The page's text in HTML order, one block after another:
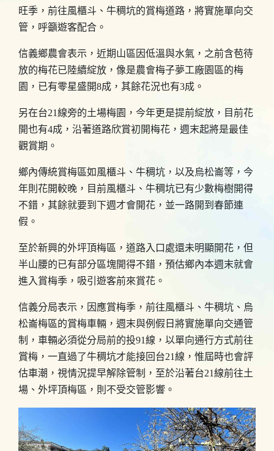
旺季，前往風櫃斗、牛稠坑的賞梅道路，將實施單向交
管，呼籲遊客配合。
信義鄉農會表示，近期山區因低溫與水氣，之前含苞待
放的梅花已陸續綻放，像是農會梅子夢工廠園區的梅
園，已有零星盛開8成，其餘花況也有3成。
另在台21線旁的土場梅園，今年更是提前綻放，目前花
開也有4成，沿著道路欣賞初開梅花，週末起將是最佳
觀賞期。
鄉內傳統賞梅區如風櫃斗、牛稠坑，以及烏松崙等，今
年則花開較晚，目前風櫃斗、牛稠坑已有少數梅樹開得
不錯，其餘就要到下週才會開花，並一路開到春節連
假。
至於新興的外坪頂梅區，道路入口處還未明顯開花，但
半山腰的已有部分區塊開得不錯，預估鄉內本週末就會
進入賞梅季，吸引遊客前來賞花。
信義分局表示，因應賞梅季，前往風櫃斗、牛稠坑、烏
松崙梅區的賞梅車輛，週末與例假日將實施單向交通管
制，車輛必須從分局前的投91線，以單向通行方式前往
賞梅，一直過了牛稠坑才能接回台21線，惟屆時也會評
估車潮，視情況提早解除管制，至於沿著台21線前往土
場、外坪頂梅區，則不受交管影響。